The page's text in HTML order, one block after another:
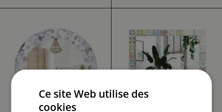
Ce site Web utilise des
cookies